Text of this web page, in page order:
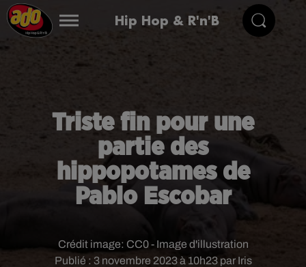
Hip Hop & R'n'B
Triste fin pour une
partie des
hippopotames de
Pablo Escobar
Publié : 3 novembre 2023 à 10h23 par Iris
Crédit image: CC0 - Image d'illustration